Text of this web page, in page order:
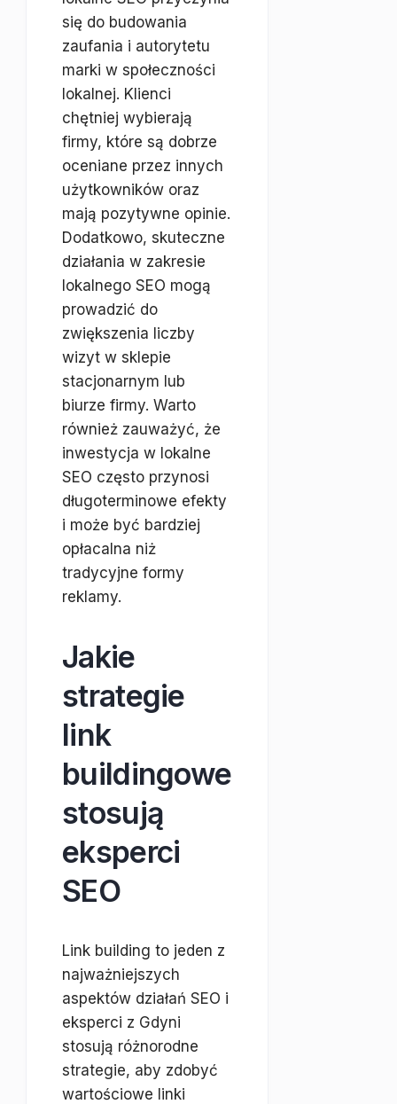
się do budowania
zaufania i autorytetu
marki w społeczności
lokalnej. Klienci
chętniej wybierają
firmy, które są dobrze
oceniane przez innych
użytkowników oraz
mają pozytywne opinie.
Dodatkowo, skuteczne
działania w zakresie
lokalnego SEO mogą
prowadzić do
zwiększenia liczby
wizyt w sklepie
stacjonarnym lub
biurze firmy. Warto
również zauważyć, że
inwestycja w lokalne
SEO często przynosi
długoterminowe efekty
i może być bardziej
opłacalna niż
tradycyjne formy
reklamy.
Jakie
strategie
link
buildingowe
stosują
eksperci
SEO
Link building to jeden z
najważniejszych
aspektów działań SEO i
eksperci z Gdyni
stosują różnorodne
strategie, aby zdobyć
wartościowe linki